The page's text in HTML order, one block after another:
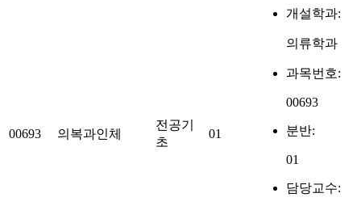
00693 의복과인체
전공기
초
01
개설학과:
의류학과
과목번호:
00693
분반:
01
담당교수: